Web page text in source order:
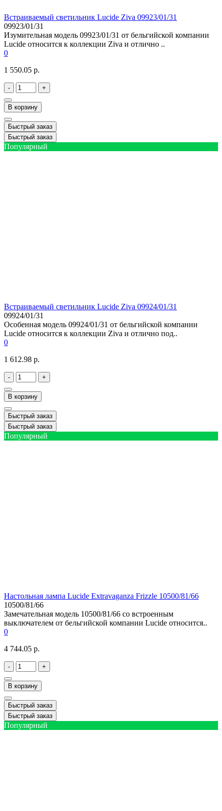
Встраиваемый светильник Lucide Ziva 09923/01/31
09923/01/31
Изумительная модель 09923/01/31 от бельгийской компании
Lucide относится к коллекции Ziva и отлично ..
0
1 550.05 р.
- +
В корзину
Быстрый заказ
Быстрый заказ
Популярный
Встраиваемый светильник Lucide Ziva 09924/01/31
09924/01/31
Особенная модель 09924/01/31 от бельгийской компании
Lucide относится к коллекции Ziva и отлично под..
0
1 612.98 р.
- +
В корзину
Быстрый заказ
Быстрый заказ
Популярный
Настольная лампа Lucide Extravaganza Frizzle 10500/81/66
10500/81/66
Замечательная модель 10500/81/66 со встроенным
выключателем от бельгийской компании Lucide относится..
0
4 744.05 р.
- +
В корзину
Быстрый заказ
Быстрый заказ
Популярный